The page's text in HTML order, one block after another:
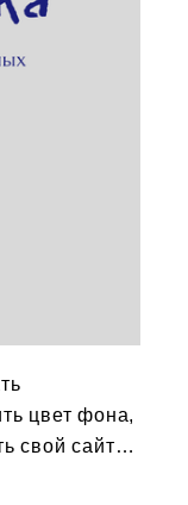
цвет фона,
свой сайт и